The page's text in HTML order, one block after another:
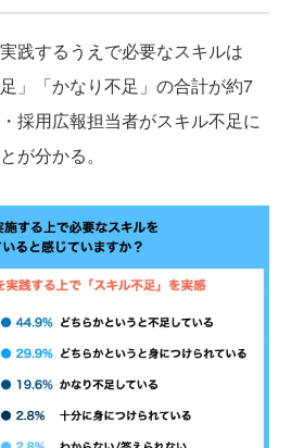
践するうえで必要なスキルは
」「かなり不足」の合計が約7
採用広報担当者がスキル不足に
が分かる。